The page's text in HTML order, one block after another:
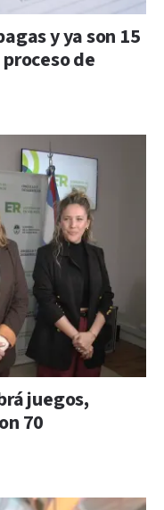
y ya son 15
de
juegos,
70